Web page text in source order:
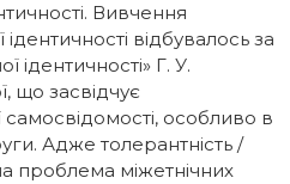
Вивчення
відбувалось за
ідентичності» Г. У.
що засвідчує
особливо в
Адже толерантність /
проблема міжетнічних